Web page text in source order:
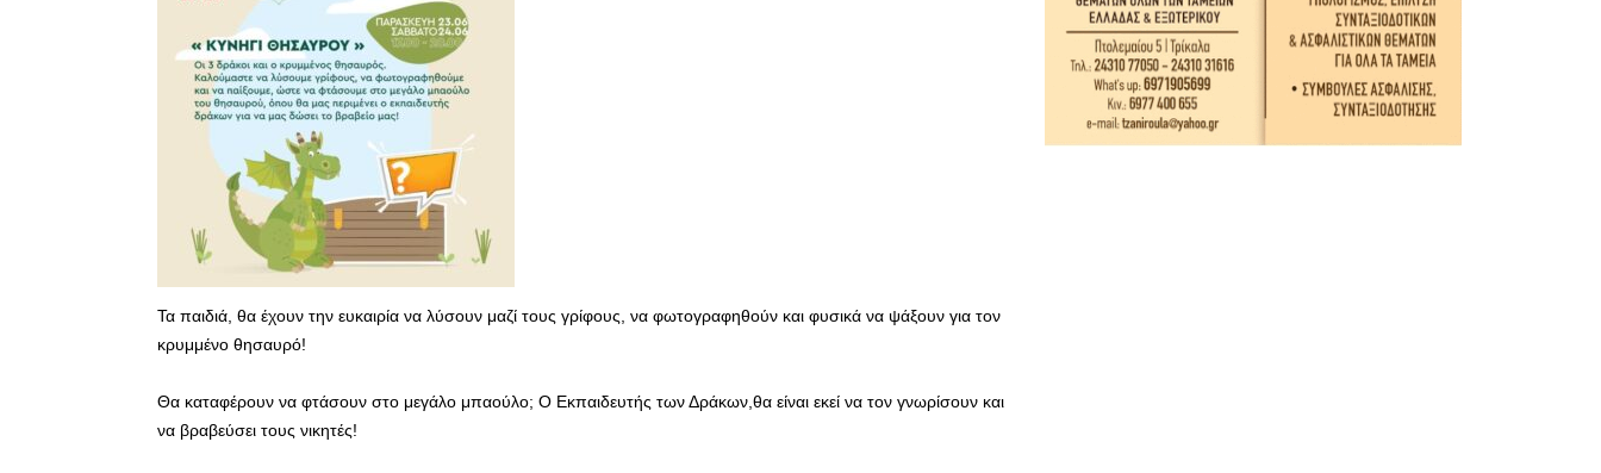
Τα παιδιά, θα έχουν την ευκαιρία να λύσουν μαζί τους γρίφους, να φωτογραφηθούν και φυσικά να ψάξουν για τον
κρυμμένο θησαυρό!
Θα καταφέρουν να φτάσουν στο μεγάλο μπαούλο; Ο Εκπαιδευτής των Δράκων,θα είναι εκεί να τον γνωρίσουν και
να βραβεύσει τους νικητές!